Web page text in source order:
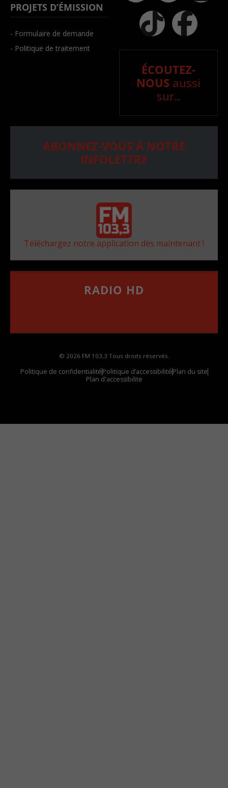
PROJETS D’ÉMISSION
- Formulaire de demande
- Politique de traitement
ÉCOUTEZ-
NOUS aussi
sur..
ABONNEZ-VOUS À NOTRE
INFOLETTRE
Téléchargez notre application dès maintenant !
RADIO HD
© 2026 FM 103,3 Tous droits réservés.
Politique de confidentialitéPolitique d’accessibilitéPlan du site
Plan d'accessibilite